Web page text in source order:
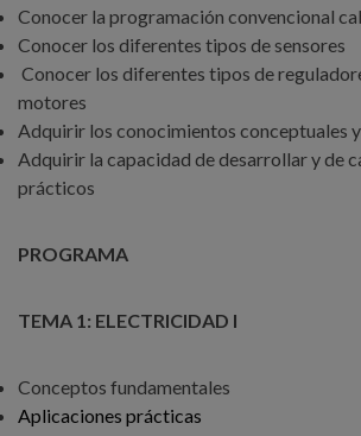
Conocer la programación convencional
Conocer los diferentes tipos de sensores
Conocer los diferentes tipos de
motores
Adquirir los conocimientos conceptuales
Adquirir la capacidad de desarrollar y de
prácticos
PROGRAMA
TEMA 1: ELECTRICIDAD I
Conceptos fundamentales
Aplicaciones prácticas